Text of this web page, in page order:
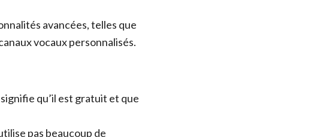
avancées, telles que
vocaux personnalisés.
qu’il est gratuit et que
pas beaucoup de